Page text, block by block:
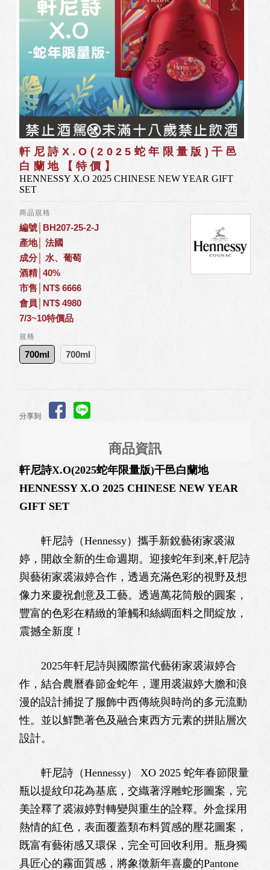
軒尼詩X.O(2025蛇年限量版)干邑
白蘭地【特價】
HENNESSY X.O 2025 CHINESE NEW YEAR GIFT
SET
商品規格
編號│BH207-25-2-J
產地│ 法國
成分│ 水、葡萄
酒精│40%
市售│NT$ 6666
會員│NT$ 4980
7/3~10特價品
規格
700ml 700ml
分享到
商品資訊
軒尼詩X.O(2025蛇年限量版)干邑白蘭地
HENNESSY X.O 2025 CHINESE NEW YEAR
GIFT SET
軒尼詩（Hennessy）攜手新銳藝術家裘淑
婷，開啟全新的生命週期。迎接蛇年到來,軒尼詩
與藝術家裘淑婷合作，透過充滿色彩的視野及想
像力來慶祝創意及工藝。透過萬花筒般的圓案，
豐富的色彩在精緻的筆觸和絲綢面料之間綻放，
震撼全新度！
2025年軒尼詩與國際當代藝術家裘淑婷合
作，結合農曆春節金蛇年，運用裘淑婷大膽和浪
漫的設計捕捉了服飾中西傳統與時尚的多元流動
性。並以鮮艷著色及融合東西方元素的拼貼層次
設計。
軒尼詩（Hennessy） XO 2025 蛇年春節限量
瓶以提紋印花為基底，交織著浮雕蛇形圖案，完
美詮釋了裘淑婷對轉變與重生的詮釋。外盒採用
熱情的紅色，表面覆蓋類布料質感的壓花圖案，
既富有藝術感又環保，完全可回收利用。瓶身獨
具匠心的霧面質感，將象徵新年喜慶的Pantone